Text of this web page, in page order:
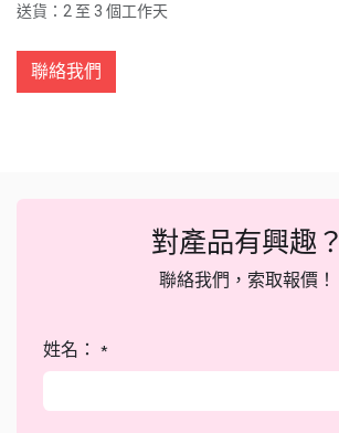
送貨：2 至 3 個工作天
聯絡我們
對產品有興趣？
聯絡我們，索取報價！
姓名： *